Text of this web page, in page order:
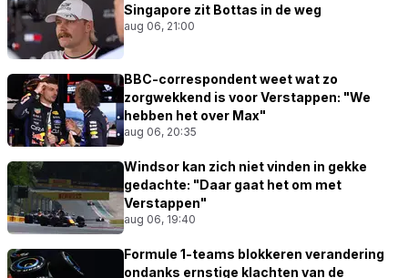
Singapore zit Bottas in de weg
aug 06, 21:00
BBC-correspondent weet wat zo
zorgwekkend is voor Verstappen: "We
hebben het over Max"
aug 06, 20:35
Windsor kan zich niet vinden in gekke
gedachte: "Daar gaat het om met
Verstappen"
aug 06, 19:40
Formule 1-teams blokkeren verandering
ondanks ernstige klachten van de